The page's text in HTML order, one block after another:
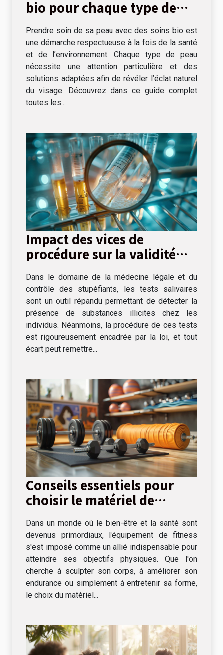
bio pour chaque type de
Prendre soin de sa peau avec des soins bio est
une démarche respectueuse à la fois de la santé
et de l’environnement. Chaque type de peau
nécessite une attention particulière et des
solutions adaptées afin de révéler l’éclat naturel
du visage. Découvrez dans ce guide complet
toutes les...
Impact des vices de
procédure sur la validité
Dans le domaine de la médecine légale et du
contrôle des stupéfiants, les tests salivaires
sont un outil répandu permettant de détecter la
présence de substances illicites chez les
individus. Néanmoins, la procédure de ces tests
est rigoureusement encadrée par la loi, et tout
écart peut remettre...
Conseils essentiels pour
choisir le matériel de
objectifs
Dans un monde où le bien-être et la santé sont
devenus primordiaux, l'équipement de fitness
s'est imposé comme un allié indispensable pour
atteindre ses objectifs physiques. Que l'on
cherche à sculpter son corps, à améliorer son
endurance ou simplement à entretenir sa forme,
le choix du matériel...